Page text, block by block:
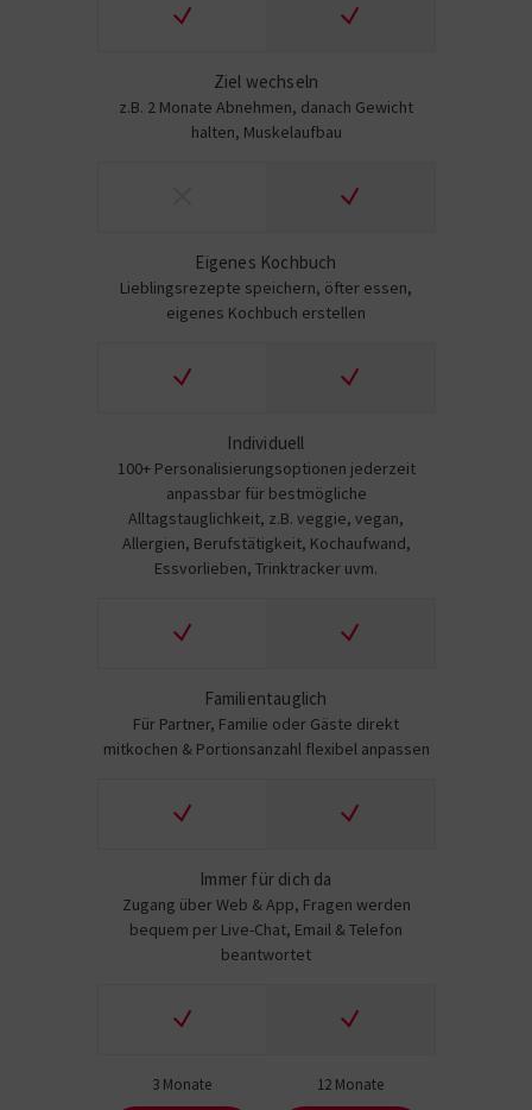
Ziel wechseln
z.B. 2 Monate Abnehmen, danach Gewicht
halten, Muskelaufbau
Eigenes Kochbuch
Lieblingsrezepte speichern, öfter essen,
eigenes Kochbuch erstellen
Individuell
100+ Personalisierungsoptionen jederzeit
anpassbar für bestmögliche
Alltagstauglichkeit, z.B. veggie, vegan,
Allergien, Berufstätigkeit, Kochaufwand,
Essvorlieben, Trinktracker uvm.
Familientauglich
Für Partner, Familie oder Gäste direkt
mitkochen & Portionsanzahl flexibel anpassen
Immer für dich da
Zugang über Web & App, Fragen werden
bequem per Live-Chat, Email & Telefon
beantwortet
3 Monate 12 Monate